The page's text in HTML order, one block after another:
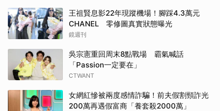
王祖賢息影22年現蹤機場！腳踩4.3萬元
CHANEL 零修圖真實狀態曝光
鏡週刊
吳宗憲重回周末8點戰場 霸氣喊話
「Passion一定要在」
CTWANT
女網紅慘被兩度感情詐騙！前夫假割頸詐光
200萬再遇假富商「養套殺2000萬」